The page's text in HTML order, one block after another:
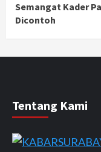
Semangat Kader
Dicontoh
Tentang Kami